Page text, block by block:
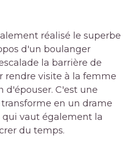
réalisé le superbe
d'un boulanger
la barrière de
rendre visite à la femme
d'épouser. C'est une
en un drame
vaut également la
du temps.